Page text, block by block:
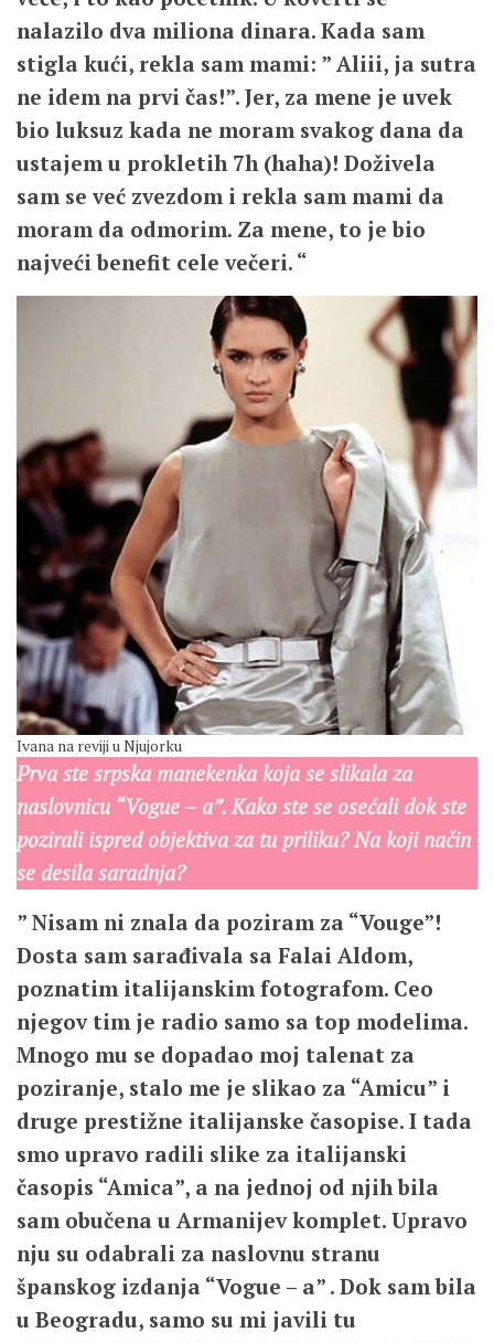
nalazilo dva miliona dinara. Kada sam
stigla kući, rekla sam mami: ” Aliii, ja sutra
ne idem na prvi čas!”. Jer, za mene je uvek
bio luksuz kada ne moram svakog dana da
ustajem u prokletih 7h (haha)! Doživela
sam se već zvezdom i rekla sam mami da
moram da odmorim. Za mene, to je bio
najveći benefit cele večeri. “
Ivana na reviji u Njujorku
Prva ste srpska manekenka koja se slikala za
naslovnicu “Vogue – a”. Kako ste se osećali dok ste
pozirali ispred objektiva za tu priliku? Na koji način
se desila saradnja?
” Nisam ni znala da poziram za “Vouge”!
Dosta sam sarađivala sa Falai Aldom,
poznatim italijanskim fotografom. Ceo
njegov tim je radio samo sa top modelima.
Mnogo mu se dopadao moj talenat za
poziranje, stalo me je slikao za “Amicu” i
druge prestižne italijanske časopise. I tada
smo upravo radili slike za italijanski
časopis “Amica”, a na jednoj od njih bila
sam obučena u Armanijev komplet. Upravo
nju su odabrali za naslovnu stranu
španskog izdanja “Vogue – a” . Dok sam bila
u Beogradu, samo su mi javili tu